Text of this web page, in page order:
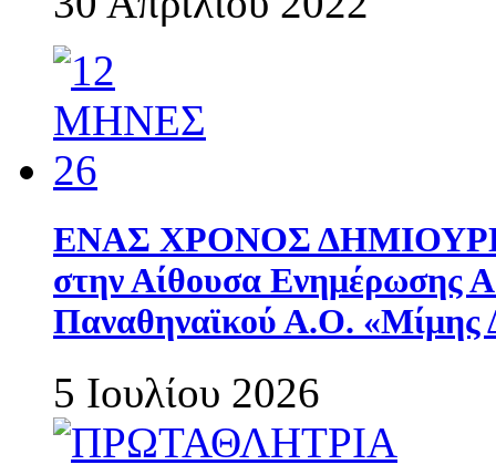
ΕΝΑΣ ΧΡΟΝΟΣ
στην Αίθουσα Ενημέρωσης
Παναθηναϊκού Α.Ο. «Μίμης
5 Ιουλίου 2026